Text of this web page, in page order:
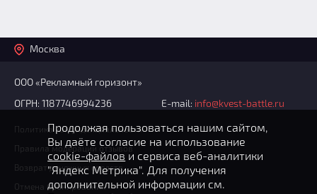
Москва
ООО «Рекламный горизонт»
ОГРН: 1187746994236
E-mail: info@kvest-battle.ru
Политика конфиденциальности
Правила модерации отзывов
Возврат денежных средств
Отмена бронирования
Продолжая пользоваться нашим сайтом,
Вы даёте согласие на использование
cookie-файлови сервиса веб-аналитики
"Яндекс Метрика". Для получения
дополнительной информации см.